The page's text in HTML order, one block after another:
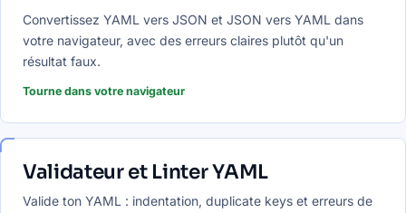
Convertissez YAML vers JSON et JSON vers YAML dans
votre navigateur, avec des erreurs claires plutôt qu'un
résultat faux.
Tourne dans votre navigateur
Validateur et Linter YAML
Valide ton YAML : indentation, duplicate keys et erreurs de